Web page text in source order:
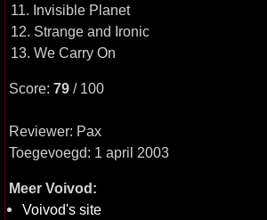
11. Invisible Planet
12. Strange and Ironic
13. We Carry On
Score: 79 / 100
Reviewer: Pax
Toegevoegd: 1 april 2003
Meer Voivod:
Voivod's site